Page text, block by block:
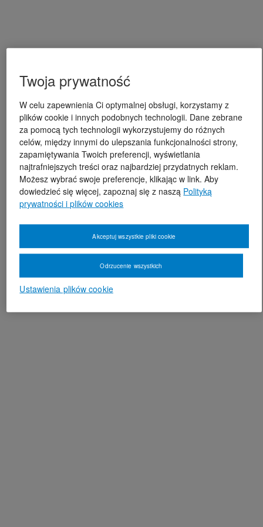
Twoja prywatność
W celu zapewnienia Ci optymalnej obsługi, korzystamy z
plików cookie i innych podobnych technologii. Dane zebrane
za pomocą tych technologii wykorzystujemy do różnych
celów, między innymi do ulepszania funkcjonalności strony,
zapamiętywania Twoich preferencji, wyświetlania
najtrafniejszych treści oraz najbardziej przydatnych reklam.
Możesz wybrać swoje preferencje, klikając w link. Aby
dowiedzieć się więcej, zapoznaj się z naszą Polityką
prywatności i plików cookies
Ustawienia plików cookie
Odrzucenie wszystkich
Akceptuj wszystkie pliki cookie